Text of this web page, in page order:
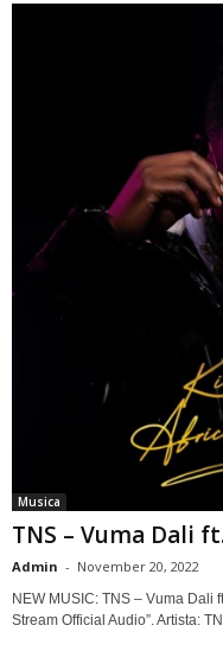
Musica
TNS – Vuma Dali
Admin - November 20, 2022
NEW MUSIC: TNS – Vuma Dali
Stream Official Audio”. Artista: